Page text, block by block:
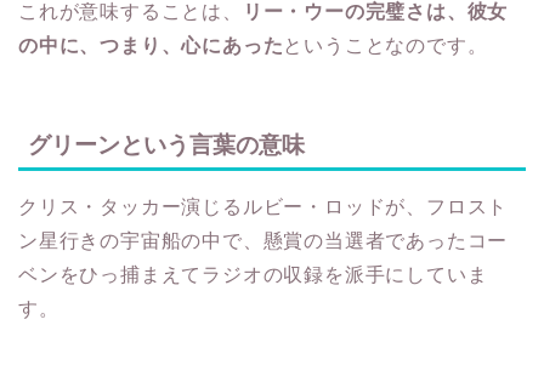
これが意味することは、
リー・ウーの完璧さは、彼女
の中に、つまり、心にあった ということなのです。
グリーンという言葉の意味
クリス・タッカー演じるルビー・ロッドが、フロスト
ン星行きの宇宙船の中で、懸賞の当選者であったコー
ベンをひっ捕まえてラジオの収録を派手にしていま
す。